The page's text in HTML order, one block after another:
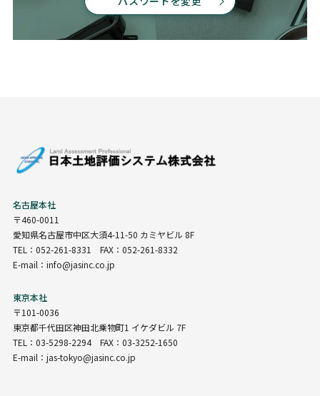
名古屋本社
〒460-0011
愛知県名古屋市中区大須4-11-50 カミヤビル 8F
TEL：052-261-8331 FAX：052-261-8332
E-mail：info@jasinc.co.jp
東京本社
〒101-0036
東京都千代田区神田北乗物町1 イケダビル 7F
TEL：03-5298-2294 FAX：03-3252-1650
E-mail：jas-tokyo@jasinc.co.jp